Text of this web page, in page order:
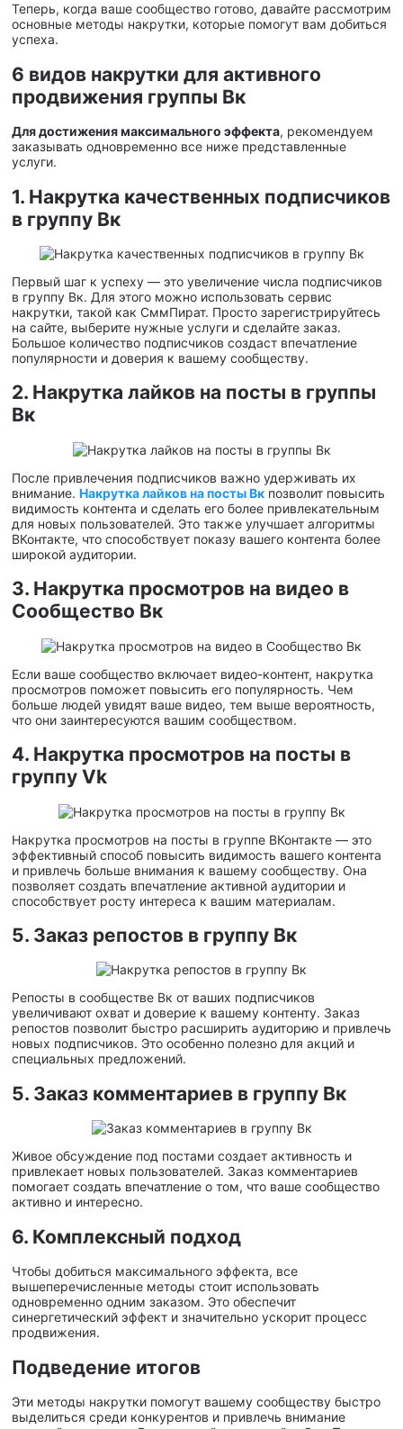
Теперь, когда ваше сообщество готово, давайте рассмотрим
основные методы накрутки, которые помогут вам добиться
успеха.
6 видов накрутки для активного
продвижения группы Вк
Для достижения максимального эффекта, рекомендуем
заказывать одновременно все ниже представленные
услуги.
1. Накрутка качественных подписчиков
в группу Вк
Первый шаг к успеху — это увеличение числа подписчиков
в группу Вк. Для этого можно использовать сервис
накрутки, такой как СммПират. Просто зарегистрируйтесь
на сайте, выберите нужные услуги и сделайте заказ.
Большое количество подписчиков создаст впечатление
популярности и доверия к вашему сообществу.
2. Накрутка лайков на посты в группы
Вк
После привлечения подписчиков важно удерживать их
внимание. Накрутка лайков на посты Вк позволит повысить
видимость контента и сделать его более привлекательным
для новых пользователей. Это также улучшает алгоритмы
ВКонтакте, что способствует показу вашего контента более
широкой аудитории.
3. Накрутка просмотров на видео в
Сообщество Вк
Если ваше сообщество включает видео-контент, накрутка
просмотров поможет повысить его популярность. Чем
больше людей увидят ваше видео, тем выше вероятность,
что они заинтересуются вашим сообществом.
4. Накрутка просмотров на посты в
группу Vk
Накрутка просмотров на посты в группе ВКонтакте — это
эффективный способ повысить видимость вашего контента
и привлечь больше внимания к вашему сообществу. Она
позволяет создать впечатление активной аудитории и
способствует росту интереса к вашим материалам.
5. Заказ репостов в группу Вк
Репосты в сообществе Вк от ваших подписчиков
увеличивают охват и доверие к вашему контенту. Заказ
репостов позволит быстро расширить аудиторию и привлечь
новых подписчиков. Это особенно полезно для акций и
специальных предложений.
5. Заказ комментариев в группу Вк
Живое обсуждение под постами создает активность и
привлекает новых пользователей. Заказ комментариев
помогает создать впечатление о том, что ваше сообщество
активно и интересно.
6. Комплексный подход
Чтобы добиться максимального эффекта, все
вышеперечисленные методы стоит использовать
одновременно одним заказом. Это обеспечит
синергетический эффект и значительно ускорит процесс
продвижения.
Подведение итогов
Эти методы накрутки помогут вашему сообществу быстро
выделиться среди конкурентов и привлечь внимание